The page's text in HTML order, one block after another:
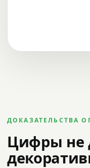
ДОКАЗАТЕЛЬСТВА
Цифры не